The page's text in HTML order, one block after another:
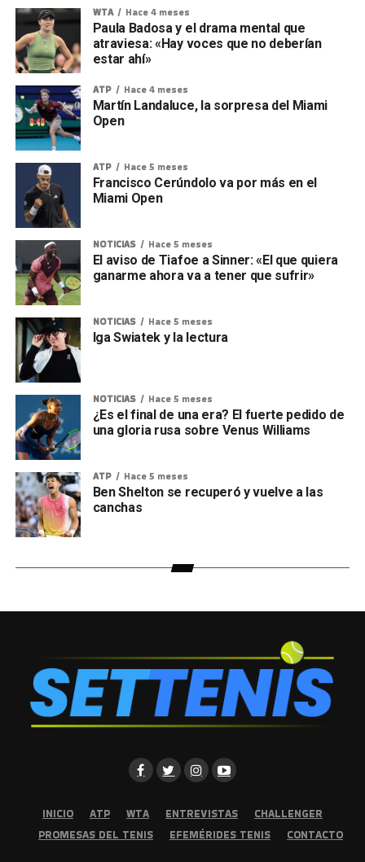
WTA Hace 4 meses
Paula Badosa y el drama mental que
atraviesa: «Hay voces que no deberían
estar ahí»
ATP Hace 4 meses
Martín Landaluce, la sorpresa del Miami
Open
ATP Hace 5 meses
Francisco Cerúndolo va por más en el
Miami Open
NOTICIAS Hace 5 meses
El aviso de Tiafoe a Sinner: «El que quiera
ganarme ahora va a tener que sufrir»
NOTICIAS Hace 5 meses
Iga Swiatek y la lectura
NOTICIAS Hace 5 meses
¿Es el final de una era? El fuerte pedido de
una gloria rusa sobre Venus Williams
ATP Hace 5 meses
Ben Shelton se recuperó y vuelve a las
canchas
INICIO ATP WTA ENTREVISTAS
CHALLENGER
PROMESAS DEL TENIS
EFEMÉRIDES TENIS CONTACTO